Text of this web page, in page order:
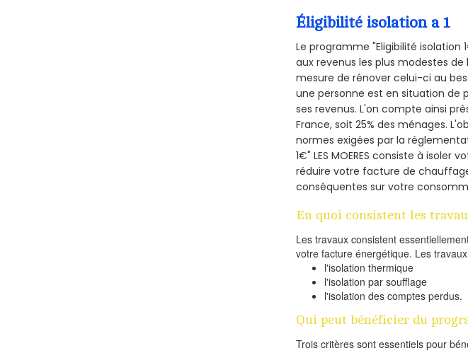
Éligibilité isolation a 1
Le programme "Eligibilité isolation
aux revenus les plus modestes de
mesure de rénover celui-ci au
une personne est en situation de
ses revenus. L'on compte ainsi
France, soit 25% des ménages.
normes exigées par la
1€" LES MOERES consiste à
réduire votre facture de
conséquentes sur votre
En quoi consistent les
Les travaux consistent
votre facture énergétique. Les
l'isolation thermique
l'isolation par soufflage
l'isolation des comptes perdus.
Qui peut bénéficier du
Trois critères sont essentiels pour